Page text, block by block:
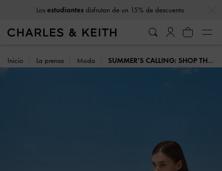
10% de descuentoal suscribirse a nuestro boletín*
Inicio La prensa Moda SUMMER'S CALLING: SHOP THE COLLECTION